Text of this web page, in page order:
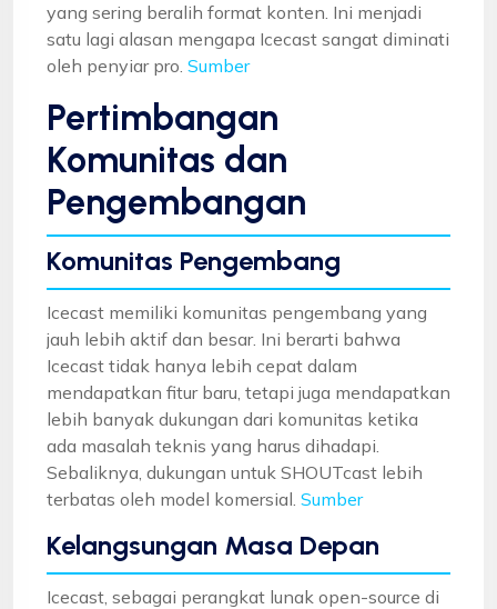
yang sering beralih format konten. Ini menjadi
satu lagi alasan mengapa Icecast sangat diminati
oleh penyiar pro. Sumber
Pertimbangan
Komunitas dan
Pengembangan
Komunitas Pengembang
Icecast memiliki komunitas pengembang yang
jauh lebih aktif dan besar. Ini berarti bahwa
Icecast tidak hanya lebih cepat dalam
mendapatkan fitur baru, tetapi juga mendapatkan
lebih banyak dukungan dari komunitas ketika
ada masalah teknis yang harus dihadapi.
Sebaliknya, dukungan untuk SHOUTcast lebih
terbatas oleh model komersial. Sumber
Kelangsungan Masa Depan
Icecast, sebagai perangkat lunak open-source di